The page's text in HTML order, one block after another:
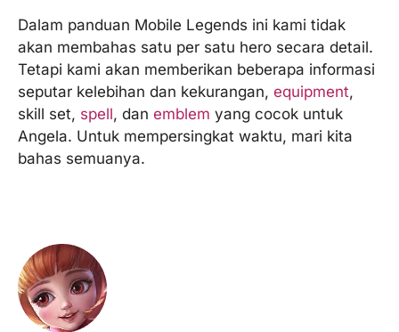
Dalam panduan Mobile Legends ini kami tidak
akan membahas satu per satu hero secara detail.
Tetapi kami akan memberikan beberapa informasi
seputar kelebihan dan kekurangan, equipment,
skill set, spell, dan emblem yang cocok untuk
Angela. Untuk mempersingkat waktu, mari kita
bahas semuanya.